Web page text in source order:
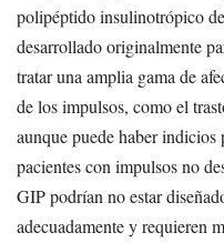
polipéptido insulinotrópico
desarrollado originalmente
tratar una amplia gama de
de los impulsos, como el
aunque puede haber indicios
pacientes con impulsos no
GIP podrían no estar
adecuadamente y requieren